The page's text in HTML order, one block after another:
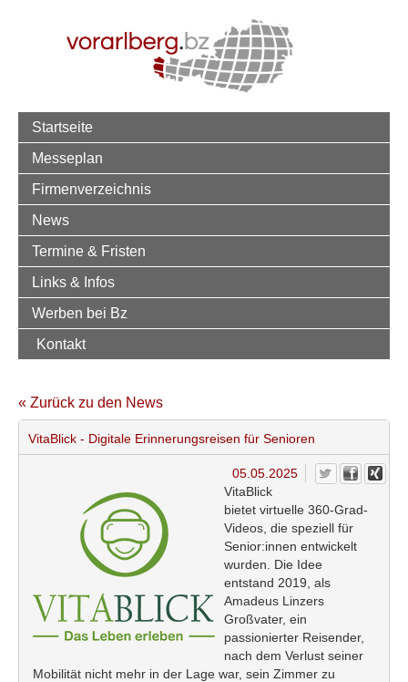
Startseite
Messeplan
Firmenverzeichnis
News
Termine & Fristen
Links & Infos
Werben bei Bz
Kontakt
« Zurück zu den News
VitaBlick - Digitale Erinnerungsreisen für Senioren
05.05.2025
VitaBlick
bietet virtuelle 360-Grad-
Videos, die speziell für
Senior:innen entwickelt
wurden. Die Idee
entstand 2019, als
Amadeus Linzers
Großvater, ein
passionierter Reisender,
nach dem Verlust seiner
Mobilität nicht mehr in der Lage war, sein Zimmer zu